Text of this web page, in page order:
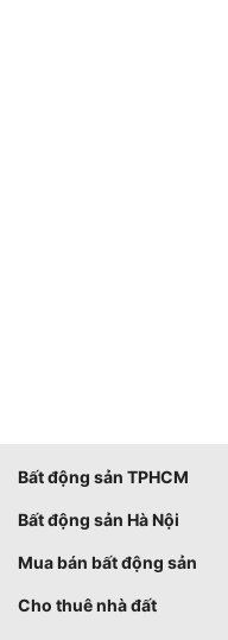
Bất động sản TPHCM
Bất động sản Hà Nội
Mua bán bất động sản
Cho thuê nhà đất